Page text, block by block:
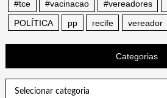
#tce
#vacinacao #vereadores
POLÍTICA
pp recife vereador
Categorias